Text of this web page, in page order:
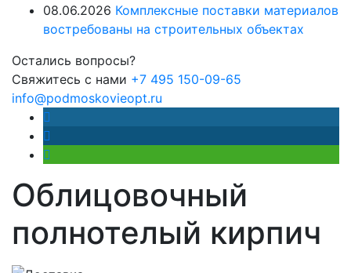
08.06.2026 Комплексные поставки материалов
востребованы на строительных объектах
Остались вопросы?
Свяжитесь с нами +7 495 150-09-65
info@podmoskovieopt.ru
Облицовочный
полнотелый кирпич